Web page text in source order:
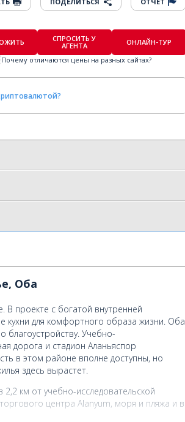
СПРОСИТЬ У
АГЕНТА
ОНЛАЙН-ТУР
Почему отличаются цены на разных сайтах?
Оба
В проекте с богатой внутренней
кухни для комфортного образа жизни. Оба
благоустройству. Учебно-
дорога и стадион Аланьяспор
в этом районе вполне доступны, но
здесь вырастет.
2,2 км от учебно-исследовательской
центра Alanyum, моря и пляжа и в